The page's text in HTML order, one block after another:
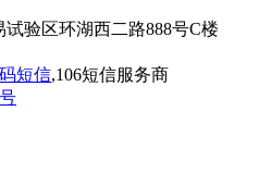
验区环湖西二路888号C楼
短信,106短信服务商